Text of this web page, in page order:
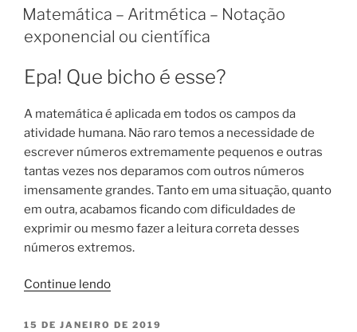
EM
Matemática – Aritmética – Notação
exponencial ou científica
Epa! Que bicho é esse?
A matemática é aplicada em todos os campos da
atividade humana. Não raro temos a necessidade de
escrever números extremamente pequenos e outras
tantas vezes nos deparamos com outros números
imensamente grandes. Tanto em uma situação, quanto
em outra, acabamos ficando com dificuldades de
exprimir ou mesmo fazer a leitura correta desses
números extremos.
Continue lendo“Matemática
Aritmética
PUBLICADO
15 DE JANEIRO DE 2019